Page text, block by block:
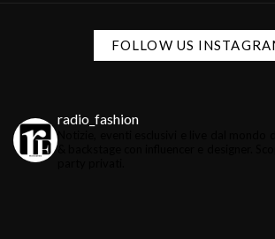
FOLLOW US
radio_fashion